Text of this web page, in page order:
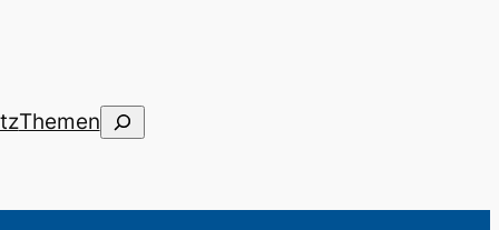
ThemenSuchen